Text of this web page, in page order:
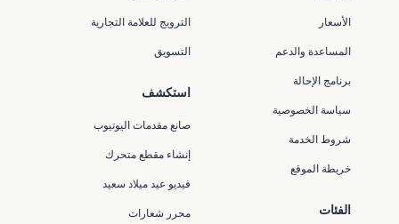
الأسعار
المساعدة والدعم
برنامج الإحالة
سياسة الخصوصية
شروط الخدمة
خريطة الموقع
الترويج للعلامة التجارية
التسويق
الفئات
استكشف
صانع مقدمات اليوتيوب
إنشاء مقطع متحرك
فيديو عيد ميلاد سعيد
محرر شعارات